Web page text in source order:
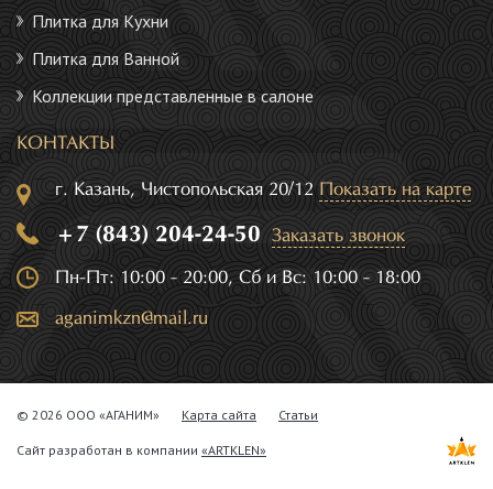
Плитка для Кухни
Плитка для Ванной
Коллекции представленные в салоне
КОНТАКТЫ
г. Казань, Чистопольская 20/12 Показать на карте
+7 (843) 204-24-50 Заказать звонок
Пн-Пт: 10:00 - 20:00, Сб и Вс: 10:00 - 18:00
aganimkzn@mail.ru
© 2026 ООО «АГАНИМ» Карта сайта Статьи
Сайт разработан в компании «ARTKLEN»